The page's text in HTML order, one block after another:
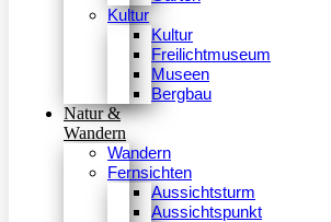
Kultur
Kultur
Freilichtmuseum
Museen
Bergbau
Natur &
Wandern
Wandern
Fernsichten
Aussichtsturm
Aussichtspunkt